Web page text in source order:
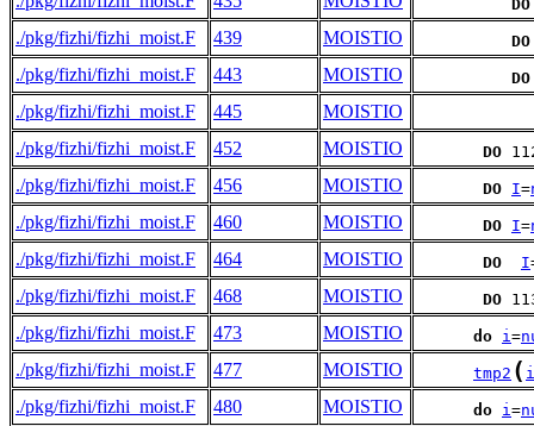
DO
./pkg/fizhi/fizhi_moist.F 439 MOISTIO DO
./pkg/fizhi/fizhi_moist.F 443 MOISTIO DO
./pkg/fizhi/fizhi_moist.F 445
MOISTIO
./pkg/fizhi/fizhi_moist.F
452 MOISTIO DO
./pkg/fizhi/fizhi_moist.F 456 MOISTIO DO I=
./pkg/fizhi/fizhi_moist.F 460 MOISTIO DO I=
./pkg/fizhi/fizhi_moist.F 464 MOISTIO DO I
./pkg/fizhi/fizhi_moist.F 468 MOISTIO DO
./pkg/fizhi/fizhi_moist.F 473 MOISTIO do i=
./pkg/fizhi/fizhi_moist.F 477 MOISTIO tmp2 ( i
./pkg/fizhi/fizhi_moist.F 480 MOISTIO do i=